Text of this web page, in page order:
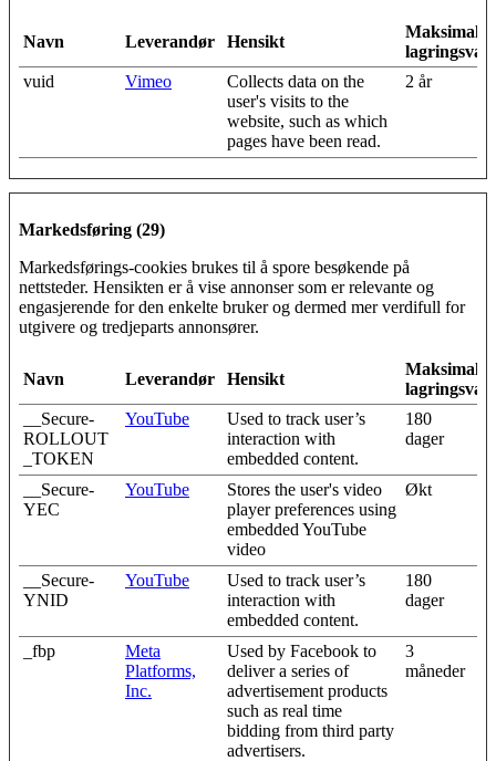
Navn Leverandør Hensikt
Maksimal
vuid
Vimeo
Collects data on the
user's visits to the
website, such as which
pages have been read.
2 år
Markedsføring (29)
Markedsførings-cookies brukes til å spore besøkende på
nettsteder. Hensikten er å vise annonser som er relevante og
engasjerende for den enkelte bruker og dermed mer verdifull for
utgivere og tredjeparts annonsører.
Navn Leverandør Hensikt
Maksimal
__Secure-
ROLLOUT
_TOKEN
YouTube
Used to track user’s
interaction with
embedded content.
180
dager
__Secure-
YEC
YouTube
Stores the user's video
player preferences using
embedded YouTube
video
Økt
__Secure-
YNID
YouTube
Used to track user’s
interaction with
embedded content.
180
dager
_fbp
Meta
Platforms,
Inc.
Used by Facebook to
deliver a series of
advertisement products
such as real time
bidding from third party
advertisers.
3
måneder